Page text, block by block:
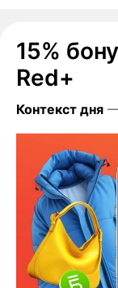
15%
Red+
Контекст дня —